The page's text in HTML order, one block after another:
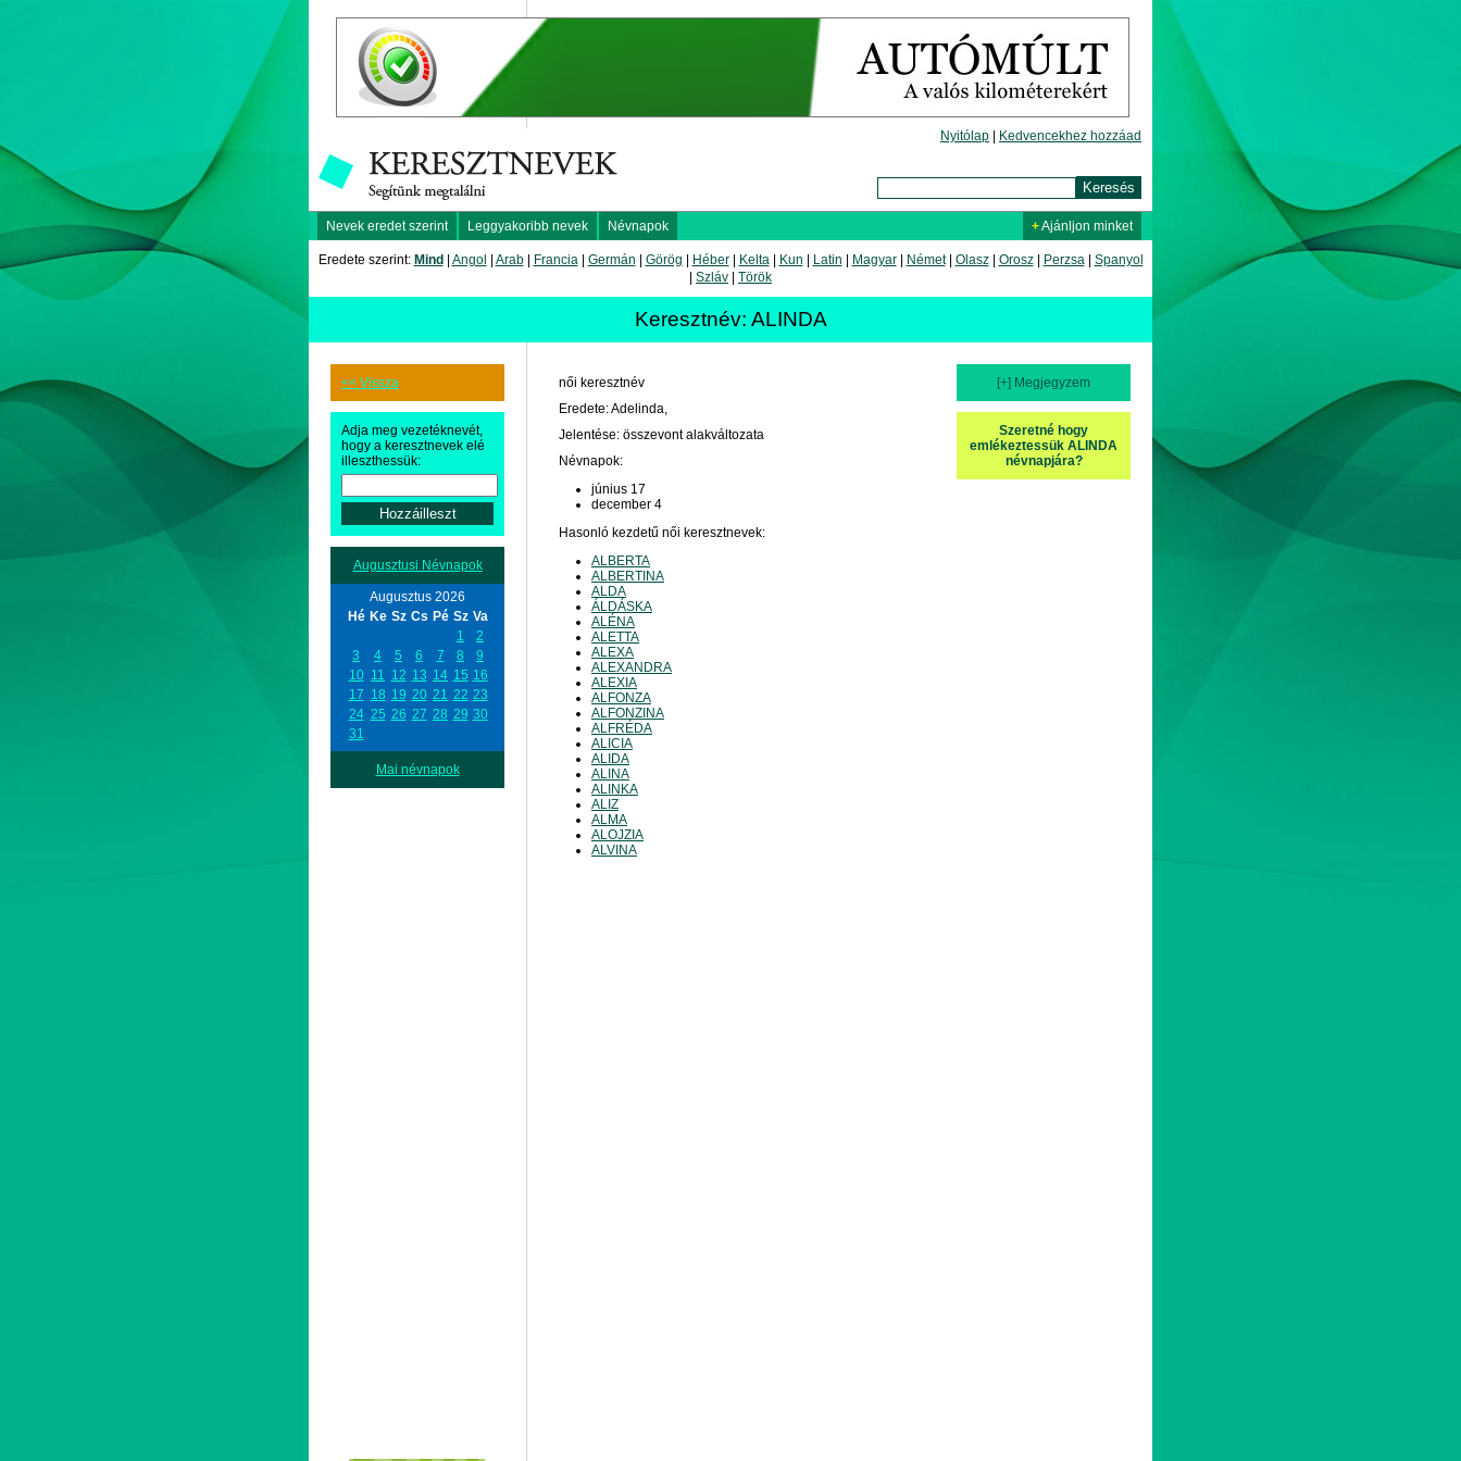
Nyitólap Kedvencekhez hozzáad
Nevek eredet szerint Leggyakoribb nevek Névnapok +Ajánljon minket
Eredete szerint: Mind Angol Arab| Francia| Germán Görög Héber| Kelta| Kun Latin Magyar| Német| Olasz| Orosz| Perzsa| Spanyol
Szláv Török
Keresztnév: ALINDA
<< Vissza
Adja meg vezetéknevét,
hogy a keresztnevek elé
illeszthessük:
Augusztusi Névnapok
Augusztus 2026
Hé Ke Sz Cs Pé Sz Va
1
2
3
4 5 6 7 8
9
10 11 12 13 14 15 16
17 18 19 20 21 22 23
24 25 26 27 28 29 30
31
Mai névnapok
[+] Megjegyzem
Szeretné hogy
emlékeztessük ALINDA
névnapjára?
női keresztnév
Eredete: Adelinda,
Jelentése: összevont alakváltozata
Névnapok:
június 17
december 4
Hasonló kezdetű női keresztnevek:
ALBERTA
ALBERTINA
ALDA
ÁLDÁSKA
ALÉNA
ALETTA
ALEXA
ALEXANDRA
ALEXIA
ALFONZA
ALFONZINA
ALFRÉDA
ALICIA
ALIDA
ALINA
ALINKA
ALIZ
ALMA
ALOJZIA
ALVINA